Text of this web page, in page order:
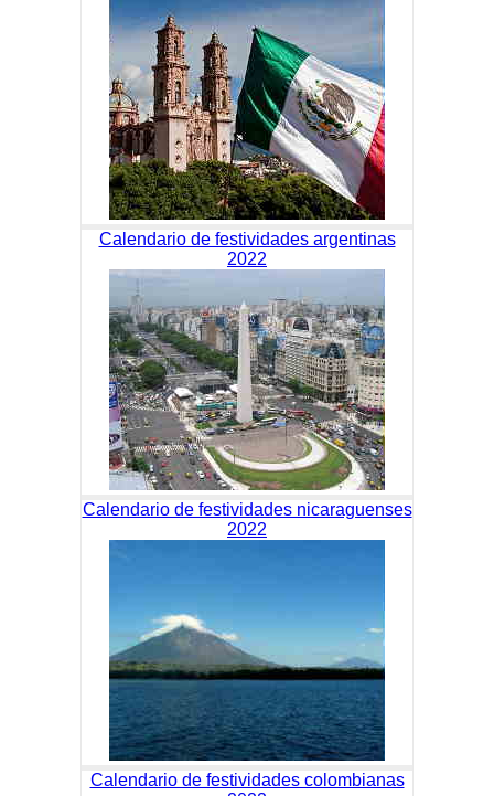
Calendario de festividades argentinas
2022
Calendario de festividades nicaraguenses
2022
Calendario de festividades colombianas